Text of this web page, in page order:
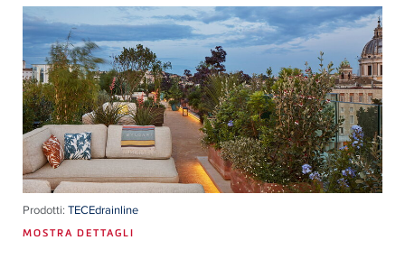
Prodotti: TECEdrainline
MOSTRA DETTAGLI